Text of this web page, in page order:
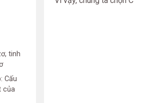
tinh
Cấu
của